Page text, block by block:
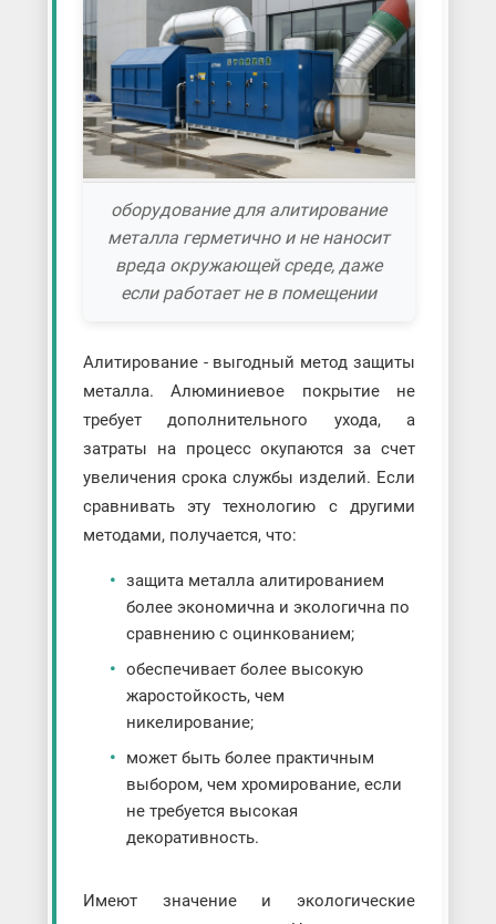
оборудование для алитирование
металла герметично и не наносит
вреда окружающей среде, даже
если работает не в помещении
Алитирование - выгодный метод защиты
металла. Алюминиевое покрытие не
требует дополнительного ухода, а
затраты на процесс окупаются за счет
увеличения срока службы изделий. Если
сравнивать эту технологию с другими
методами, получается, что:
защита металла алитированием
более экономична и экологична по
сравнению с оцинкованием;
обеспечивает более высокую
жаростойкость, чем
никелирование;
может быть более практичным
выбором, чем хромирование, если
не требуется высокая
декоративность.
Имеют значение и экологические